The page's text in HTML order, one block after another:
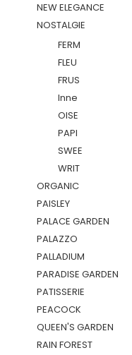
NEW ELEGANCE
NOSTALGIE
FERM
FLEU
FRUS
Inne
OISE
PAPI
SWEE
WRIT
ORGANIC
PAISLEY
PALACE GARDEN
PALAZZO
PALLADIUM
PARADISE GARDEN
PATISSERIE
PEACOCK
QUEEN'S GARDEN
RAIN FOREST